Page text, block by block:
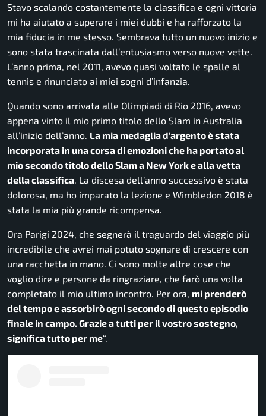
Stavo scalando costantemente la classifica e ogni vittoria
mi ha aiutato a superare i miei dubbi e ha rafforzato la
mia fiducia in me stesso. Sembrava tutto un nuovo inizio e
sono stata trascinata dall’entusiasmo verso nuove vette.
L’anno prima, nel 2011, avevo quasi voltato le spalle al
tennis e rinunciato ai miei sogni d’infanzia.
Quando sono arrivata alle Olimpiadi di Rio 2016, avevo
appena vinto il mio primo titolo dello Slam in Australia
all’inizio dell’anno. La mia medaglia d’argento è stata
incorporata in una corsa di emozioni che ha portato al
mio secondo titolo dello Slam a New York e alla vetta
della classifica . La discesa dell’anno successivo è stata
dolorosa, ma ho imparato la lezione e Wimbledon 2018 è
stata la mia più grande ricompensa.
Ora Parigi 2024, che segnerà il traguardo del viaggio più
incredibile che avrei mai potuto sognare di crescere con
una racchetta in mano. Ci sono molte altre cose che
voglio dire e persone da ringraziare, che farò una volta
completato il mio ultimo incontro. Per ora, mi prenderò
del tempo e assorbirò ogni secondo di questo episodio
finale in campo. Grazie a tutti per il vostro sostegno,
significa tutto per me“.